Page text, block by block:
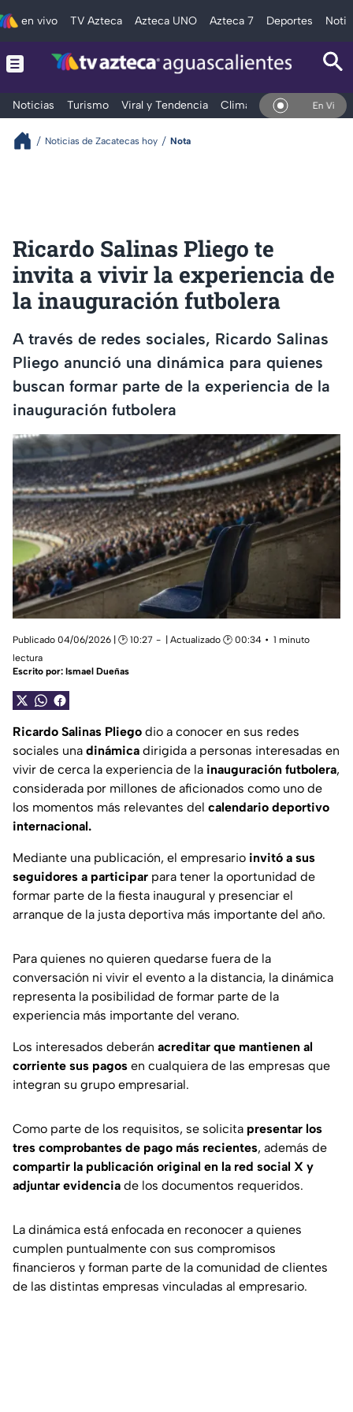
en vivo TV Azteca Azteca UNO Azteca 7 Deportes
Noticias Turismo Viral y Tendencia Clima Deportes En Vivo
Noticias de Zacatecas hoy Nota
Ricardo Salinas Pliego te
invita a vivir la experiencia de
la inauguración futbolera
A través de redes sociales, Ricardo Salinas
Pliego anunció una dinámica para quienes
buscan formar parte de la experiencia de la
inauguración futbolera
Publicado 04/06/2026 | 🕑 10:27 | Actualizado 🕑 00:34
1 minuto
lectura
Escrito por: Ismael Dueñas
Ricardo Salinas Pliego dio a conocer en sus redes
sociales una dinámica dirigida a personas interesadas en
vivir de cerca la experiencia de la inauguración futbolera,
considerada por millones de aficionados como uno de
los momentos más relevantes del calendario deportivo
internacional.
Mediante una publicación, el empresario invitó a sus
seguidores a participar para tener la oportunidad de
formar parte de la fiesta inaugural y presenciar el
arranque de la justa deportiva más importante del año.
Para quienes no quieren quedarse fuera de la
conversación ni vivir el evento a la distancia, la dinámica
representa la posibilidad de formar parte de la
experiencia más importante del verano.
Los interesados deberán acreditar que mantienen al
corriente sus pagos en cualquiera de las empresas que
integran su grupo empresarial.
Como parte de los requisitos, se solicita presentar los
tres comprobantes de pago más recientes, además de
compartir la publicación original en la red social X y
adjuntar evidencia de los documentos requeridos.
La dinámica está enfocada en reconocer a quienes
cumplen puntualmente con sus compromisos
financieros y forman parte de la comunidad de clientes
de las distintas empresas vinculadas al empresario.